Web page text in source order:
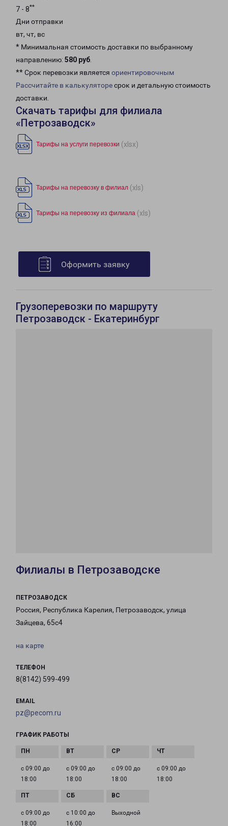
7 - 8**
Дни отправки
вт, чт, вс
* Минимальная стоимость доставки по выбранному
направлению: 580 руб.
** Срок перевозки является ориентировочным
Рассчитайте в калькуляторесрок и детальную стоимость
доставки.
Скачать тарифы для филиала
«Петрозаводск»
Тарифы на услуги перевозки (xlsx)
Тарифы на перевозку в филиал (xls)
Тарифы на перевозку из филиала (xls)
Оформить заявку
Грузоперевозки по маршруту
Петрозаводск - Екатеринбург
Филиалы в Петрозаводске
ПЕТРОЗАВОДСК
Россия, Республика Карелия, Петрозаводск, улица
Зайцева, 65с4
на карте
ТЕЛЕФОН
8(8142) 599-499
EMAIL
pz@pecom.ru
ГРАФИК РАБОТЫ
с 09:00 до
18:00
с 09:00 до
18:00
с 09:00 до
18:00
с 09:00 до
18:00
с 09:00 до
18:00
с 10:00 до
16:00
Выходной